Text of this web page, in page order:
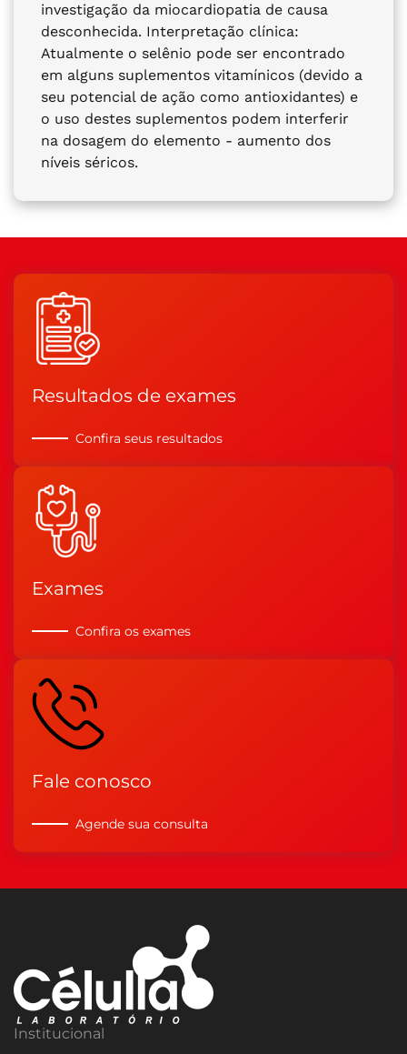
investigação da miocardiopatia de causa
desconhecida. Interpretação clínica:
Atualmente o selênio pode ser encontrado
em alguns suplementos vitamínicos (devido a
seu potencial de ação como antioxidantes) e
o uso destes suplementos podem interferir
na dosagem do elemento - aumento dos
níveis séricos.
Resultados de exames
Confira seus resultados
Exames
Confira os exames
Fale conosco
Agende sua consulta
Institucional